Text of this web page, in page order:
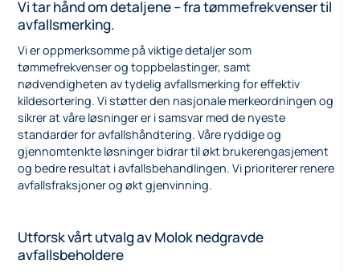
Vi tar hånd om detaljene – fra tømmefrekvenser til
avfallsmerking.
Vi er oppmerksomme på viktige detaljer som
tømmefrekvenser og toppbelastinger, samt
nødvendigheten av tydelig avfallsmerking for effektiv
kildesortering. Vi støtter den nasjonale merkeordningen og
sikrer at våre løsninger er i samsvar med de nyeste
standarder for avfallshåndtering. Våre ryddige og
gjennomtenkte løsninger bidrar til økt brukerengasjement
og bedre resultat i avfallsbehandlingen. Vi prioriterer renere
avfallsfraksjoner og økt gjenvinning.
Utforsk vårt utvalg av Molok nedgravde
avfallsbeholdere